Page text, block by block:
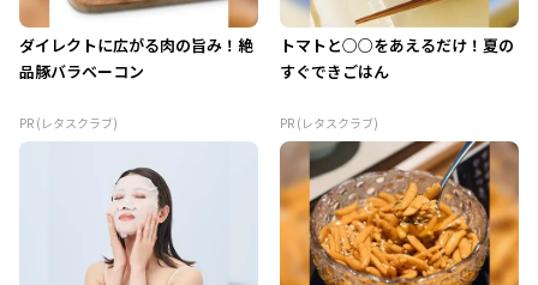
ダイレクトに広がる肉の旨み！絶
品豚バラベーコン
PR (レタスクラブ)
トマトと○○をあえるだけ！夏の
すぐできごはん
PR (レタスクラブ)